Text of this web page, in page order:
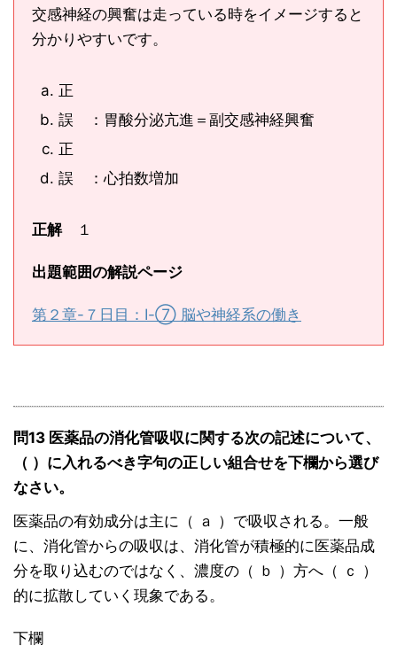
交感神経の興奮は走っている時をイメージすると
分かりやすいです。
正
誤 ：胃酸分泌亢進＝副交感神経興奮
正
誤 ：心拍数増加
正解１
出題範囲の解説ページ
第２章-７日目：Ⅰ-⑦ 脳や神経系の働き
問13 医薬品の消化管吸収に関する次の記述について、
（ ）に入れるべき字句の正しい組合せを下欄から選び
なさい。
医薬品の有効成分は主に（ ａ ）で吸収される。一般
に、消化管からの吸収は、消化管が積極的に医薬品成
分を取り込むのではなく、濃度の（ ｂ ）方へ（ ｃ ）
的に拡散していく現象である。
下欄